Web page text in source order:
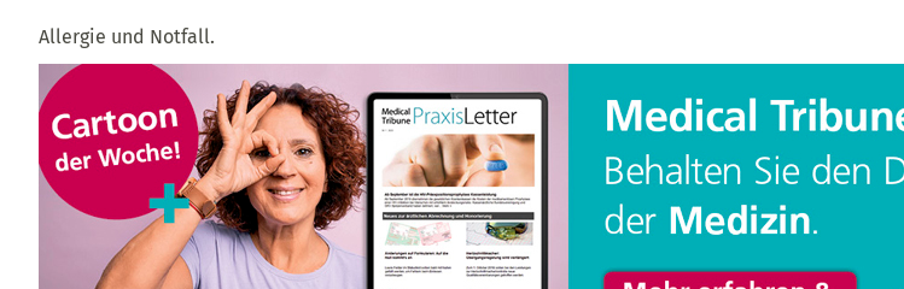
Allergie und Notfall.